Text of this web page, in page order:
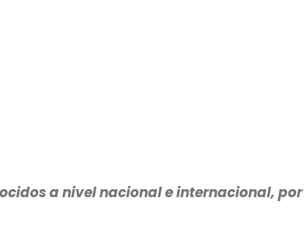
a nivel nacional e internacional, por